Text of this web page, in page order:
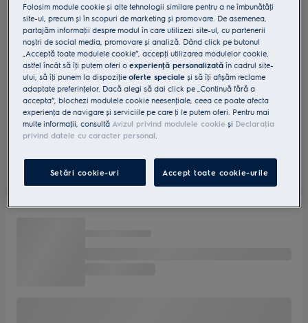
Folosim module cookie și alte tehnologii similare pentru a ne îmbunătăţi
site-ul, precum și în scopuri de marketing și promovare. De asemenea,
partajăm informaţii despre modul în care utilizezi site-ul, cu partenerii
noștri de social media, promovare și analiză. Dând click pe butonul
„Acceptă toate modulele cookie”, accepţi utilizarea modulelor cookie,
astfel încât să îţi putem oferi oexperienţă personalizată în cadrul site-
ului, să îţi punem la dispoziţieoferte speciale și să îţi afișăm reclame
adaptate preferinţelor. Dacă alegi să dai click pe „Continuă fără a
accepta”, blochezi modulele cookie neesenţiale, ceea ce poate afecta
experienţa de navigare și serviciile pe care ţi le putem oferi. Pentru mai
multe informaţii, consultă Avizul privind modulele cookie și Declaraţia
privind datele cu caracter personal.
Setări cookie-uri Accept toate cookie-urile